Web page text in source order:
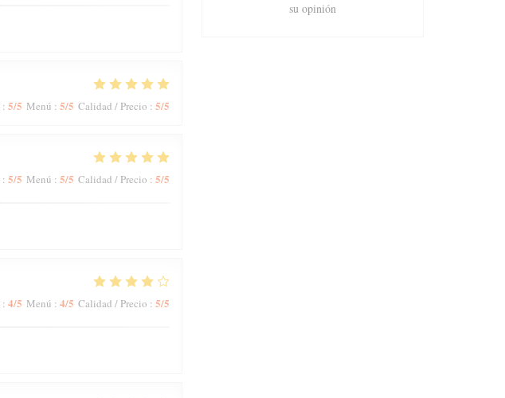
: 5/5 Menú : 5/5 Calidad / Precio : 5/5
: 5/5 Menú : 5/5 Calidad / Precio : 5/5
: 4/5 Menú : 4/5 Calidad / Precio : 5/5
su opinión